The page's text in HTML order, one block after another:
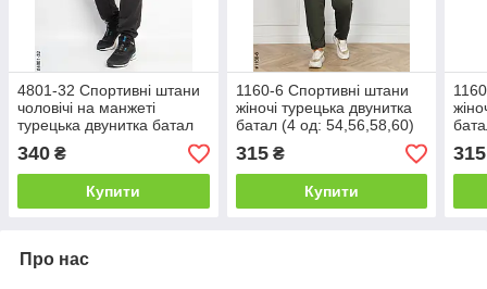
4801-32 Спортивні штани
чоловічі на манжеті
турецька двунитка батал
(5 од: 50,52,54,56,58)
340 ₴
Купити
1160-6 Спортивні штани
жіночі турецька двунитка
батал (4 од: 54,56,58,60)
315₴
Купити
315
Про нас